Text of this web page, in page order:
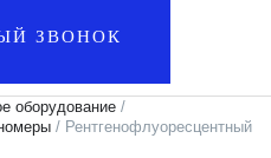
ЗВОНОК
оборудование /
/ Рентгенофлуоресцентный